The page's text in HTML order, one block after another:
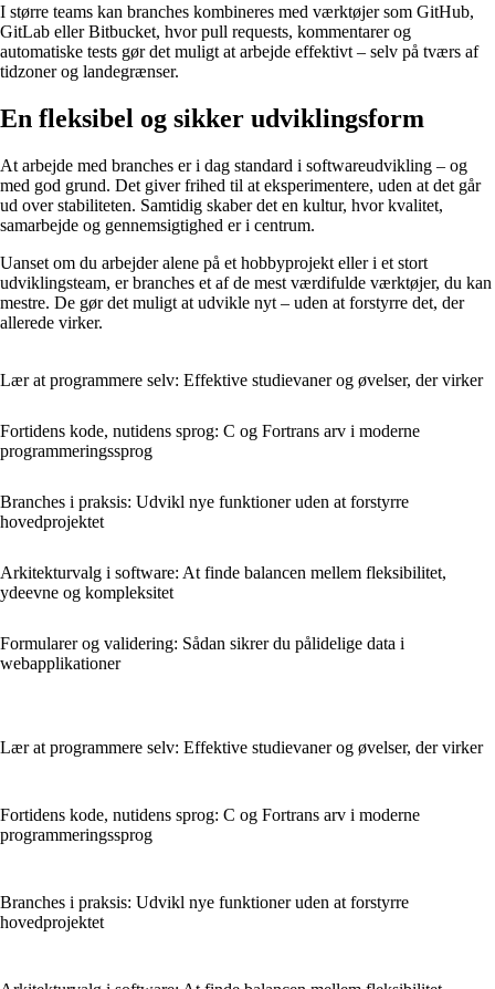
I større teams kan branches kombineres med værktøjer som GitHub,
GitLab eller Bitbucket, hvor pull requests, kommentarer og
automatiske tests gør det muligt at arbejde effektivt – selv på tværs af
tidzoner og landegrænser.
En fleksibel og sikker udviklingsform
At arbejde med branches er i dag standard i softwareudvikling – og
med god grund. Det giver frihed til at eksperimentere, uden at det går
ud over stabiliteten. Samtidig skaber det en kultur, hvor kvalitet,
samarbejde og gennemsigtighed er i centrum.
Uanset om du arbejder alene på et hobbyprojekt eller i et stort
udviklingsteam, er branches et af de mest værdifulde værktøjer, du kan
mestre. De gør det muligt at udvikle nyt – uden at forstyrre det, der
allerede virker.
Lær at programmere selv: Effektive studievaner og øvelser, der virker
Fortidens kode, nutidens sprog: C og Fortrans arv i moderne
programmeringssprog
Branches i praksis: Udvikl nye funktioner uden at forstyrre
hovedprojektet
Arkitekturvalg i software: At finde balancen mellem fleksibilitet,
ydeevne og kompleksitet
Formularer og validering: Sådan sikrer du pålidelige data i
webapplikationer
Lær at programmere selv: Effektive studievaner og øvelser, der virker
Fortidens kode, nutidens sprog: C og Fortrans arv i moderne
programmeringssprog
Branches i praksis: Udvikl nye funktioner uden at forstyrre
hovedprojektet